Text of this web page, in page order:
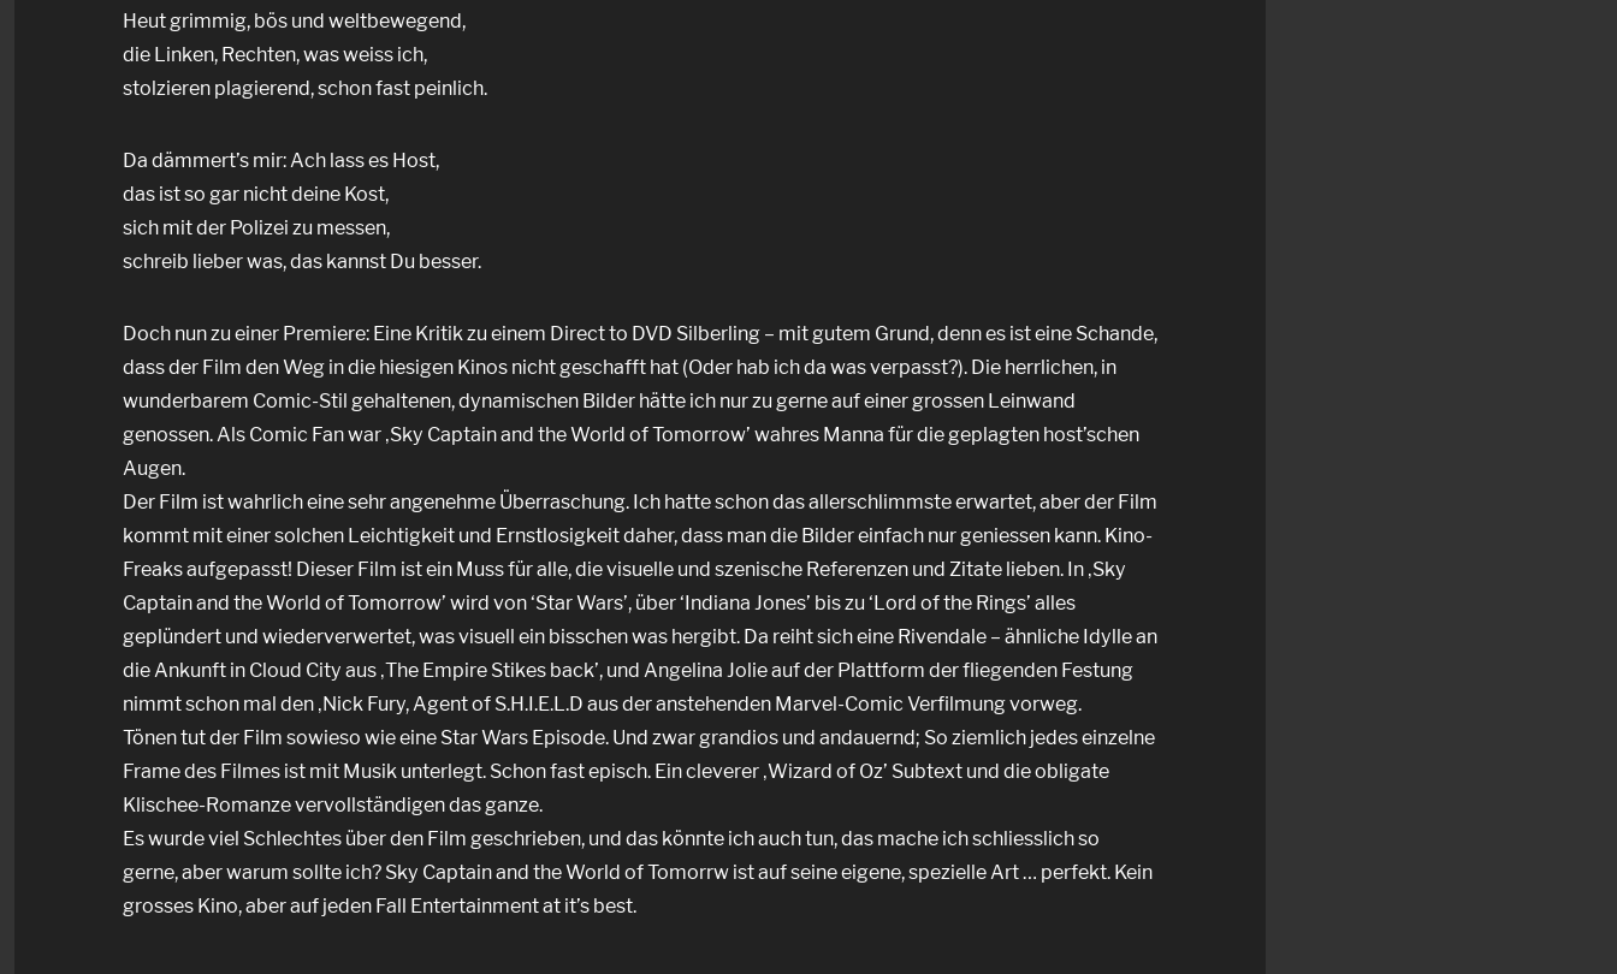
Heut grimmig, bös und weltbewegend,
die Linken, Rechten, was weiss ich,
stolzieren plagierend, schon fast peinlich.
Da dämmert’s mir: Ach lass es Host,
das ist so gar nicht deine Kost,
sich mit der Polizei zu messen,
schreib lieber was, das kannst Du besser.
Doch nun zu einer Premiere: Eine Kritik zu einem Direct to DVD Silberling – mit gutem Grund, denn es ist eine Schande,
dass der Film den Weg in die hiesigen Kinos nicht geschafft hat (Oder hab ich da was verpasst?). Die herrlichen, in
wunderbarem Comic-Stil gehaltenen, dynamischen Bilder hätte ich nur zu gerne auf einer grossen Leinwand
genossen. Als Comic Fan war ‚Sky Captain and the World of Tomorrow’ wahres Manna für die geplagten host’schen
Augen.
Der Film ist wahrlich eine sehr angenehme Überraschung. Ich hatte schon das allerschlimmste erwartet, aber der Film
kommt mit einer solchen Leichtigkeit und Ernstlosigkeit daher, dass man die Bilder einfach nur geniessen kann. Kino-
Freaks aufgepasst! Dieser Film ist ein Muss für alle, die visuelle und szenische Referenzen und Zitate lieben. In ‚Sky
Captain and the World of Tomorrow’ wird von ‘Star Wars’, über ‘Indiana Jones’ bis zu ‘Lord of the Rings’ alles
geplündert und wiederverwertet, was visuell ein bisschen was hergibt. Da reiht sich eine Rivendale – ähnliche Idylle an
die Ankunft in Cloud City aus ‚The Empire Stikes back’, und Angelina Jolie auf der Plattform der fliegenden Festung
nimmt schon mal den ‚Nick Fury, Agent of S.H.I.E.L.D aus der anstehenden Marvel-Comic Verfilmung vorweg.
Tönen tut der Film sowieso wie eine Star Wars Episode. Und zwar grandios und andauernd; So ziemlich jedes einzelne
Frame des Filmes ist mit Musik unterlegt. Schon fast episch. Ein cleverer ‚Wizard of Oz’ Subtext und die obligate
Klischee-Romanze vervollständigen das ganze.
Es wurde viel Schlechtes über den Film geschrieben, und das könnte ich auch tun, das mache ich schliesslich so
gerne, aber warum sollte ich? Sky Captain and the World of Tomorrw ist auf seine eigene, spezielle Art … perfekt. Kein
grosses Kino, aber auf jeden Fall Entertainment at it’s best.